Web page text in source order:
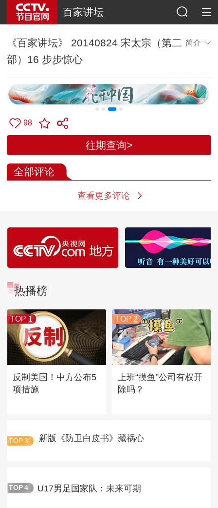
百家讲坛
《百家讲坛》 20140824 宋太宗（第二
部）16 步步惊心
简介
98
往期查询>
全部评论
查看更多评论
热播榜
TOP 1
反制美国！中方公布5
项措施
TOP 2
上班“摸鱼”公司有权开
除吗？
TOP 3 新版《防卫白皮书》藏祸心
TOP 4 U17男足国家队：未来可期